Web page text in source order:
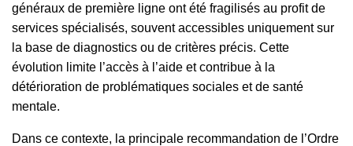
généraux de première ligne ont été fragilisés au profit de
services spécialisés, souvent accessibles uniquement sur
la base de diagnostics ou de critères précis. Cette
évolution limite l’accès à l’aide et contribue à la
détérioration de problématiques sociales et de santé
mentale.
Dans ce contexte, la principale recommandation de l’Ordre